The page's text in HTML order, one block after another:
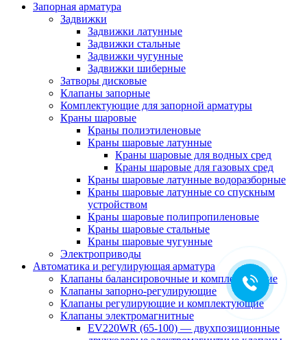
Запорная арматура
Задвижки
Задвижки латунные
Задвижки стальные
Задвижки чугунные
Задвижки шиберные
Затворы дисковые
Клапаны запорные
Комплектующие для запорной арматуры
Краны шаровые
Краны полиэтиленовые
Краны шаровые латунные
Краны шаровые для водных сред
Краны шаровые для газовых сред
Краны шаровые латунные водоразборные
Краны шаровые латунные со спускным
устройством
Краны шаровые полипропиленовые
Краны шаровые стальные
Краны шаровые чугунные
Электроприводы
Автоматика и регулирующая арматура
Клапаны балансировочные и комплектующие
Клапаны запорно-регулирующие
Клапаны регулирующие и комплектующие
Клапаны электромагнитные
EV220WR (65-100) — двухпозиционные